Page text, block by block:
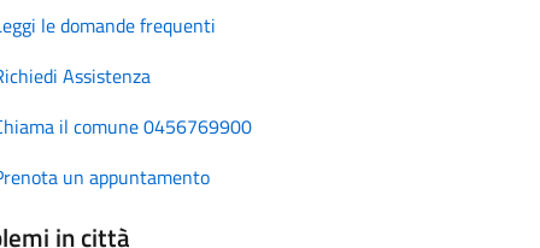
le domande frequenti
Assistenza
il comune 0456769900
un appuntamento
in città